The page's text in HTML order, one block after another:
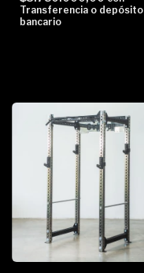
Transferencia o depósito
bancario